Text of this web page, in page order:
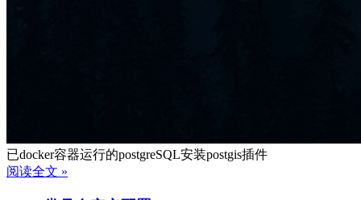
已docker容器运行的postgreSQL安装postgis插件
阅读全文 »